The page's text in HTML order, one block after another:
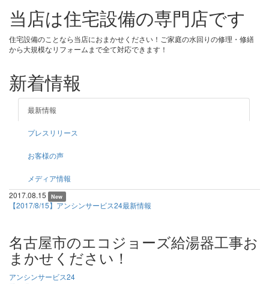
当店は住宅設備の専門店です
住宅設備のことなら当店におまかせください！ご家庭の水回りの修理・修繕
から大規模なリフォームまで全て対応できます！
新着情報
最新情報
プレスリリース
お客様の声
メディア情報
2017.08.15
New
【2017/8/15】アンシンサービス24最新情報
名古屋市のエコジョーズ給湯器工事お
まかせください！
アンシンサービス24